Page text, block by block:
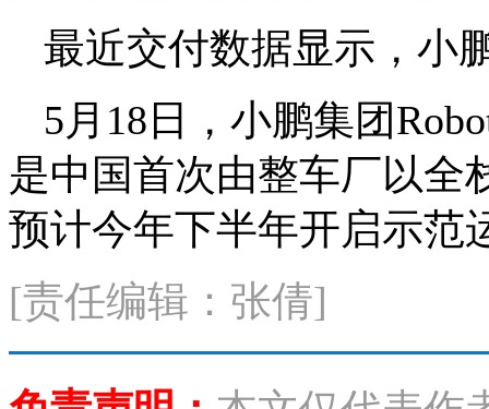
最近交付数据显示，小
5月18日，小鹏集团
是中国首次由整车厂以全
预计今年下半年开启示范
[责任编辑：张倩]